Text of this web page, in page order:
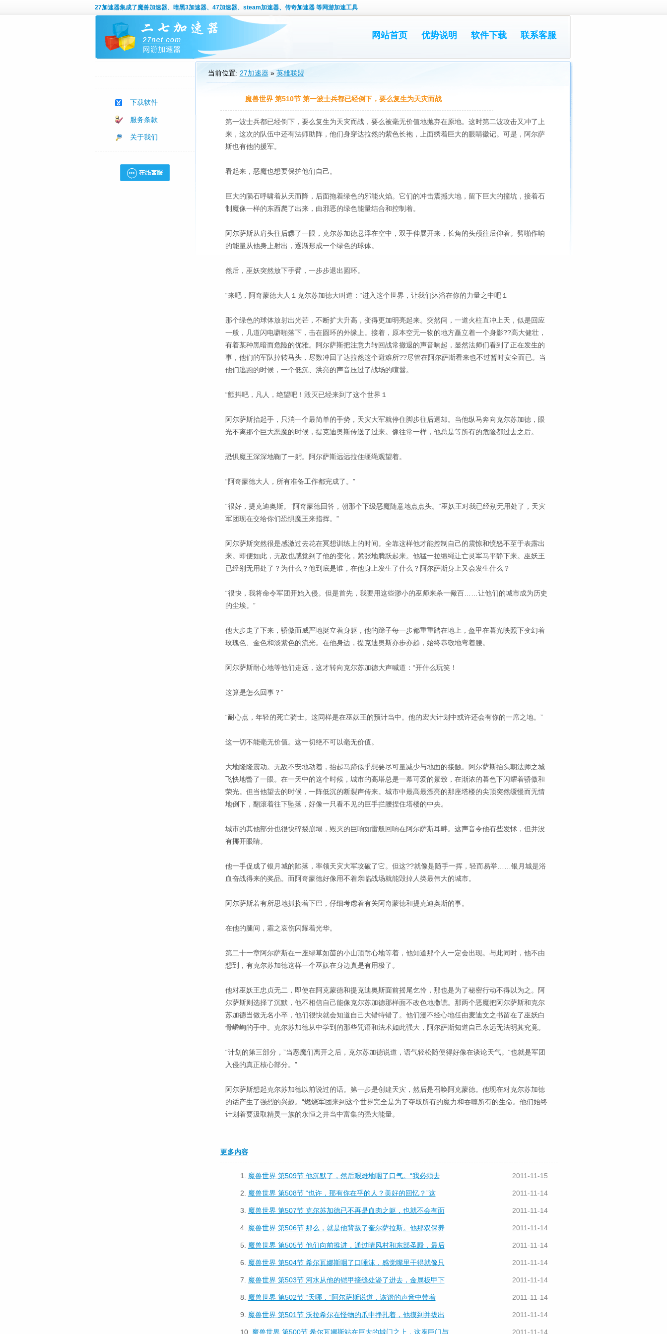
27加速器集成了魔兽加速器、暗黑3加速器、47加速器、steam加速器、传奇加速器 等网游加速工具
网站首页 优势说明 软件下载 联系客服
下载软件
服务条款
关于我们
当前位置: 27加速器» 英雄联盟
魔兽世界 第510节 第一波士兵都已经倒下，要么复生为天灾而战
第一波士兵都已经倒下，要么复生为天灾而战，要么被毫无价值地抛弃在原地。这时第二波攻击又冲了上
来，这次的队伍中还有法师助阵，他们身穿达拉然的紫色长袍，上面绣着巨大的眼睛徽记。可是，阿尔萨
斯也有他的援军。
看起来，恶魔也想要保护他们自己。
巨大的陨石呼啸着从天而降，后面拖着绿色的邪能火焰。它们的冲击震撼大地，留下巨大的撞坑，接着石
制魔像一样的东西爬了出来，由邪恶的绿色能量结合和控制着。
阿尔萨斯从肩头往后瞟了一眼，克尔苏加德悬浮在空中，双手伸展开来，长角的头颅往后仰着。劈啪作响
的能量从他身上射出，逐渐形成一个绿色的球体。
然后，巫妖突然放下手臂，一步步退出圆环。
“来吧，阿奇蒙德大人１克尔苏加德大叫道：“进入这个世界，让我们沐浴在你的力量之中吧１
那个绿色的球体放射出光芒，不断扩大升高，变得更加明亮起来。突然间，一道火柱直冲上天，似是回应
一般，几道闪电噼啪落下，击在圆环的外缘上。接着，原本空无一物的地方矗立着一个身影??高大健壮，
有着某种黑暗而危险的优雅。阿尔萨斯把注意力转回战常撤退的声音响起，显然法师们看到了正在发生的
事，他们的军队掉转马头，尽数冲回了达拉然这个避难所??尽管在阿尔萨斯看来也不过暂时安全而已。当
他们逃跑的时候，一个低沉、洪亮的声音压过了战场的喧嚣。
“颤抖吧，凡人，绝望吧！毁灭已经来到了这个世界１
阿尔萨斯抬起手，只消一个最简单的手势，天灾大军就停住脚步往后退却。当他纵马奔向克尔苏加德，眼
光不离那个巨大恶魔的时候，提克迪奥斯传送了过来。像往常一样，他总是等所有的危险都过去之后。
恐惧魔王深深地鞠了一躬。阿尔萨斯远远拉住缰绳观望着。
“阿奇蒙德大人，所有准备工作都完成了。”
“很好，提克迪奥斯。”阿奇蒙德回答，朝那个下级恶魔随意地点点头。“巫妖王对我已经别无用处了，天灾
军团现在交给你们恐惧魔王来指挥。”
阿尔萨斯突然很是感激过去花在冥想训练上的时间。全靠这样他才能控制自己的震惊和愤怒不至于表露出
来。即便如此，无敌也感觉到了他的变化，紧张地腾跃起来。他猛一拉缰绳让亡灵军马平静下来。巫妖王
已经别无用处了？为什么？他到底是谁，在他身上发生了什么？阿尔萨斯身上又会发生什么？
“很快，我将命令军团开始入侵。但是首先，我要用这些渺小的巫师来杀一儆百……让他们的城市成为历史
的尘埃。”
他大步走了下来，骄傲而威严地挺立着身躯，他的蹄子每一步都重重踏在地上，盔甲在暮光映照下变幻着
玫瑰色、金色和淡紫色的流光。在他身边，提克迪奥斯亦步亦趋，始终恭敬地弯着腰。
阿尔萨斯耐心地等他们走远，这才转向克尔苏加德大声喊道：“开什么玩笑！
这算是怎么回事？”
“耐心点，年轻的死亡骑士。这同样是在巫妖王的预计当中。他的宏大计划中或许还会有你的一席之地。”
这一切不能毫无价值。这一切绝不可以毫无价值。
大地隆隆震动。无敌不安地动着，抬起马蹄似乎想要尽可量减少与地面的接触。阿尔萨斯抬头朝法师之城
飞快地瞥了一眼。在一天中的这个时候，城市的高塔总是一幕可爱的景致，在渐浓的暮色下闪耀着骄傲和
荣光。但当他望去的时候，一阵低沉的断裂声传来。城市中最高最漂亮的那座塔楼的尖顶突然缓慢而无情
地倒下，翻滚着往下坠落，好像一只看不见的巨手拦腰捏住塔楼的中央。
城市的其他部分也很快碎裂崩塌，毁灭的巨响如雷般回响在阿尔萨斯耳畔。这声音令他有些发怵，但并没
有挪开眼睛。
他一手促成了银月城的陷落，率领天灾大军攻破了它。但这??就像是随手一挥，轻而易举……银月城是浴
血奋战得来的奖品。而阿奇蒙德好像用不着亲临战场就能毁掉人类最伟大的城市。
阿尔萨斯若有所思地抓挠着下巴，仔细考虑着有关阿奇蒙德和提克迪奥斯的事。
在他的腿间，霜之哀伤闪耀着光华。
第二十一章阿尔萨斯在一座绿草如茵的小山顶耐心地等着，他知道那个人一定会出现。与此同时，他不由
想到，有克尔苏加德这样一个巫妖在身边真是有用极了。
他对巫妖王忠贞无二，即使在阿克蒙德和提克迪奥斯面前摇尾乞怜，那也是为了秘密行动不得以为之。阿
尔萨斯则选择了沉默，他不相信自己能像克尔苏加德那样面不改色地撒谎。那两个恶魔把阿尔萨斯和克尔
苏加德当做无名小卒，他们很快就会知道自己大错特错了。他们漫不经心地任由麦迪文之书留在了巫妖白
骨嶙峋的手中。克尔苏加德从中学到的那些咒语和法术如此强大，阿尔萨斯知道自己永远无法明其究竟。
“计划的第三部分，”当恶魔们离开之后，克尔苏加德说道，语气轻松随便得好像在谈论天气。“也就是军团
入侵的真正核心部分。”
阿尔萨斯想起克尔苏加德以前说过的话。第一步是创建天灾，然后是召唤阿克蒙德。他现在对克尔苏加德
的话产生了强烈的兴趣。“燃烧军团来到这个世界完全是为了夺取所有的魔力和吞噬所有的生命。他们始终
计划着要汲取精灵一族的永恒之井当中富集的强大能量。
更多内容
1. 魔兽世界 第509节 他沉默了，然后艰难地咽了口气。“我必须去 2011-11-15
2. 魔兽世界 第508节 “也许，那有你在乎的人？美好的回忆？”这 2011-11-14
3. 魔兽世界 第507节 克尔苏加德已不再是血肉之躯，也就不会有面 2011-11-14
4. 魔兽世界 第506节 那么，就是他背叛了奎尔萨拉斯。他那双保养 2011-11-14
5. 魔兽世界 第505节 他们向前推进，通过晴风村和东部圣殿，最后 2011-11-14
6. 魔兽世界 第504节 希尔瓦娜斯咽了口唾沫，感觉嘴里干得就像只 2011-11-14
7. 魔兽世界 第503节 河水从他的铠甲接缝处渗了进去，金属板甲下 2011-11-14
8. 魔兽世界 第502节 “天哪，”阿尔萨斯说道，诙谐的声音中带着 2011-11-14
9. 魔兽世界 第501节 沃拉希尔在怪物的爪中挣扎着，他摸到并拔出 2011-11-14
10. 魔兽世界 第500节 希尔瓦娜斯站在巨大的城门之上，这座巨门与 2011-11-14